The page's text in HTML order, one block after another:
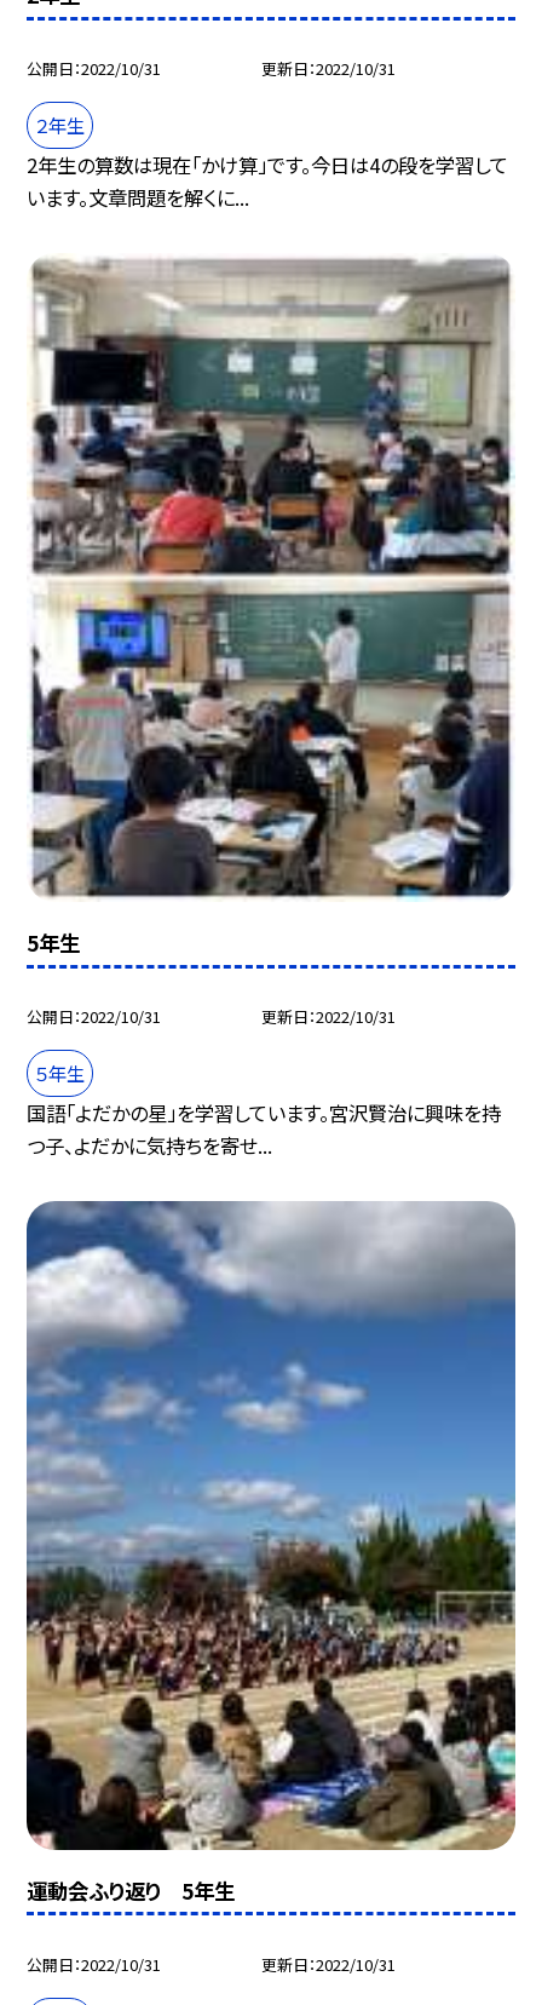
公開日 2022/10/31 更新日 2022/10/31
２年生
2年生の算数は現在「かけ算」です。今日は4の段を学習して
います。文章問題を解くに...
5年生
公開日 2022/10/31 更新日 2022/10/31
５年生
国語「よだかの星」を学習しています。宮沢賢治に興味を持
つ子、よだかに気持ちを寄せ...
運動会ふり返り 5年生
公開日 2022/10/31 更新日 2022/10/31